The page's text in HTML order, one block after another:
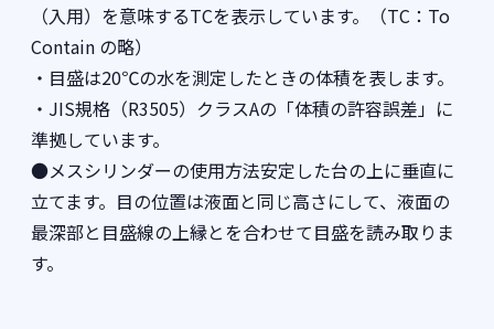
（入用）を意味するTCを表示しています。（TC：To
Contain の略）
・目盛は20℃の水を測定したときの体積を表します。
・JIS規格（R3505）クラスAの「体積の許容誤差」に
準拠しています。
●メスシリンダーの使用方法安定した台の上に垂直に
立てます。目の位置は液面と同じ高さにして、液面の
最深部と目盛線の上縁とを合わせて目盛を読み取りま
す。